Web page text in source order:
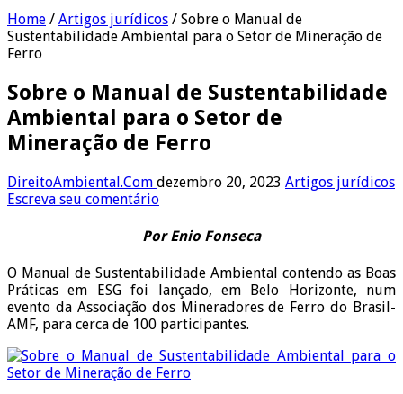
Home / Artigos jurídicos / Sobre o Manual de
Sustentabilidade Ambiental para o Setor de Mineração de
Ferro
Sobre o Manual de Sustentabilidade
Ambiental para o Setor de
Mineração de Ferro
DireitoAmbiental.Com dezembro 20, 2023 Artigos jurídicos
Escreva seu comentário
Por Enio Fonseca
O Manual de Sustentabilidade Ambiental contendo as Boas
Práticas em ESG foi lançado, em Belo Horizonte, num
evento da Associação dos Mineradores de Ferro do Brasil-
AMF, para cerca de 100 participantes.